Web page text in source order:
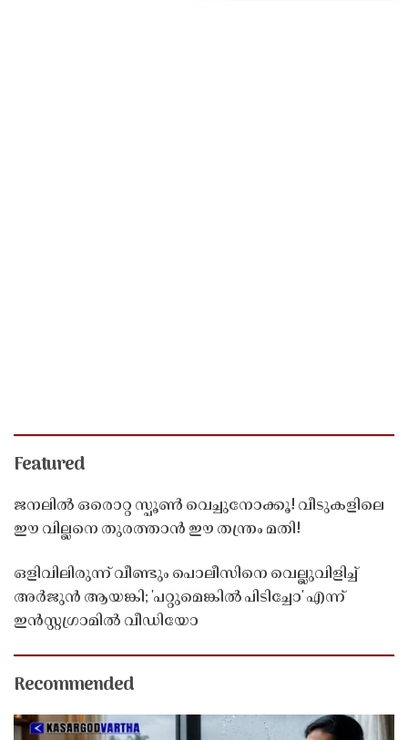
Featured
ജനലിൽ ഒരൊറ്റ സ്പൂൺ വെച്ചുനോക്കൂ! വീടുകളിലെ
ഈ വില്ലനെ തുരത്താൻ ഈ തന്ത്രം മതി!
ഒളിവിലിരുന്ന് വീണ്ടും പൊലീസിനെ വെല്ലുവിളിച്ച്
അർജുൻ ആയങ്കി; 'പറ്റുമെങ്കിൽ പിടിച്ചോ' എന്ന്
ഇൻസ്റ്റഗ്രാമിൽ വീഡിയോ
Recommended